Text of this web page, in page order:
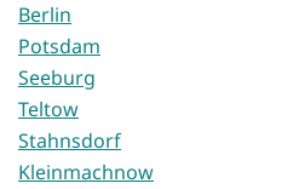
Berlin
Potsdam
Seeburg
Teltow
Stahnsdorf
Kleinmachnow